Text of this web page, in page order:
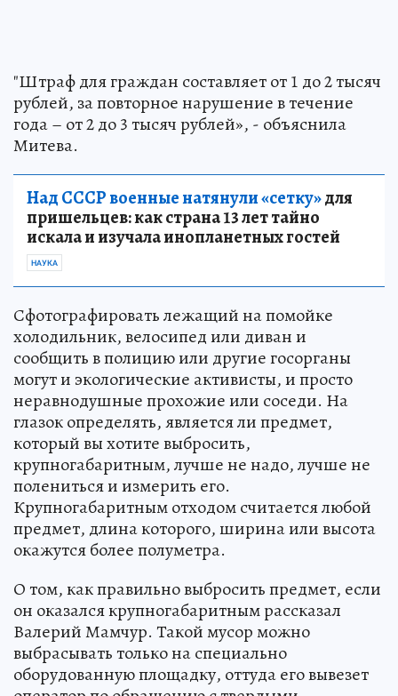
"Штраф для граждан составляет от 1 до 2 тысяч
рублей, за повторное нарушение в течение
года – от 2 до 3 тысяч рублей», - объяснила
Митева.
Над СССР военные натянули «сетку»для
пришельцев: как страна 13 лет тайно
искала и изучала инопланетных гостей
НАУКА
Сфотографировать лежащий на помойке
холодильник, велосипед или диван и
сообщить в полицию или другие госорганы
могут и экологические активисты, и просто
неравнодушные прохожие или соседи. На
глазок определять, является ли предмет,
который вы хотите выбросить,
крупногабаритным, лучше не надо, лучше не
полениться и измерить его.
Крупногабаритным отходом считается любой
предмет, длина которого, ширина или высота
окажутся более полуметра.
О том, как правильно выбросить предмет, если
он оказался крупногабаритным рассказал
Валерий Мамчур. Такой мусор можно
выбрасывать только на специально
оборудованную площадку, оттуда его вывезет